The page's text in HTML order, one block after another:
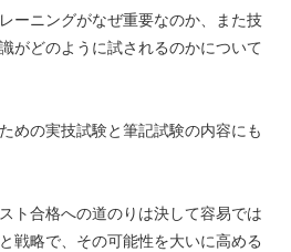
ーニングがなぜ重要なのか、また技
がどのように試されるのかについて
めの実技試験と筆記試験の内容にも
ト合格への道のりは決して容易では
戦略で、その可能性を大いに高める